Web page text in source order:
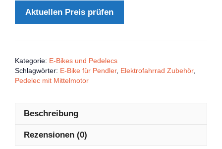
Aktuellen Preis prüfen
Kategorie: E-Bikes und Pedelecs
Schlagwörter: E-Bike für Pendler, Elektrofahrrad Zubehör,
Pedelec mit Mittelmotor
Beschreibung
Rezensionen (0)